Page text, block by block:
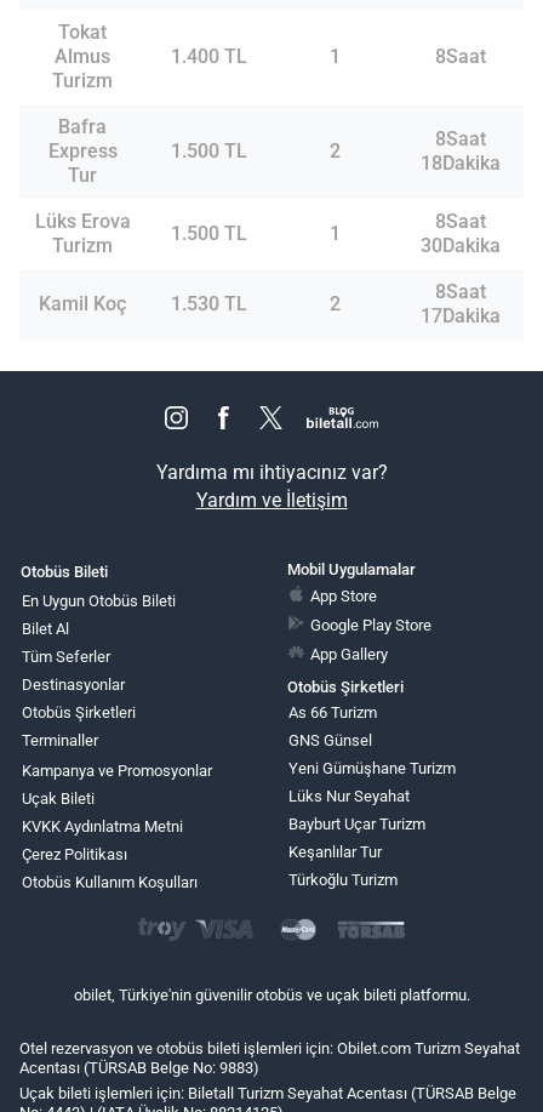
Tokat
Almus
Turizm
1.400 TL 1 8Saat
Bafra
Express
Tur
1.500 TL 2
8Saat
18Dakika
Lüks Erova
Turizm
1.500 TL 1
8Saat
30Dakika
Kamil Koç 1.530 TL 2
8Saat
17Dakika
Yardıma mı ihtiyacınız var?
Yardım ve İletişim
Otobüs Bileti
En Uygun Otobüs Bileti
Bilet Al
Tüm Seferler
Destinasyonlar
Otobüs Şirketleri
Terminaller
Kampanya ve Promosyonlar
Uçak Bileti
KVKK Aydınlatma Metni
Çerez Politikası
Otobüs Kullanım Koşulları
Mobil Uygulamalar
App Store
Google Play Store
App Gallery
Otobüs Şirketleri
As 66 Turizm
GNS Günsel
Yeni Gümüşhane Turizm
Lüks Nur Seyahat
Bayburt Uçar Turizm
Keşanlılar Tur
Türkoğlu Turizm
obilet, Türkiye'nin güvenilir otobüs ve uçak bileti platformu.
Otel rezervasyon ve otobüs bileti işlemleri için: Obilet.com Turizm Seyahat
Acentası (TÜRSAB Belge No: 9883)
Uçak bileti işlemleri için: Biletall Turizm Seyahat Acentası (TÜRSAB Belge